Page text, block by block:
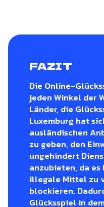
FAZIT
Die Online-
jeden Winkel der
Länder, die
Luxemburg hat
ausländischen
zu geben, den
ungehindert
anzubieten, da
illegale Mittel zu
blockieren.
Glücksspiel in